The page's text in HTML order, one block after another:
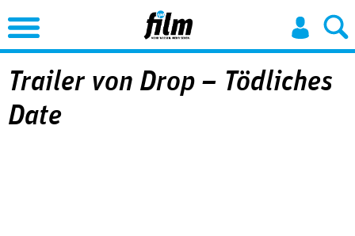
Jump to Navigation
Trailer von Drop – Tödliches
Date